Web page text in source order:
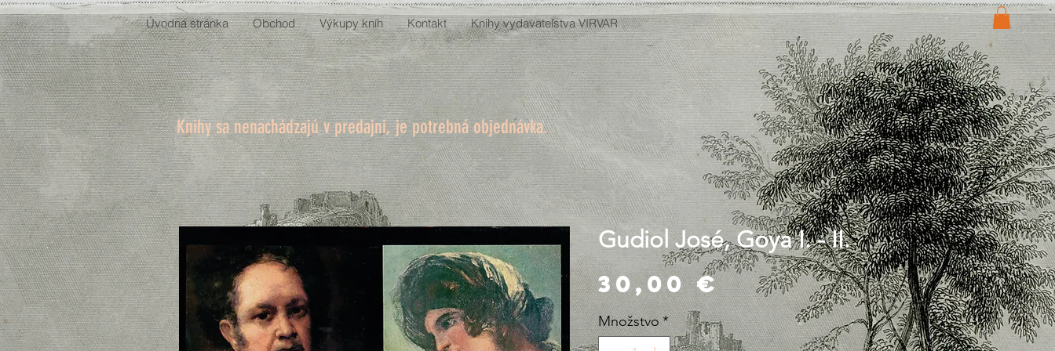
Úvodná stránka Obchod Výkupy kníh Kontakt Knihy vydavateľstva VIRVAR
Gudiol José, Goya I. - II.
30,00 €Price
Množstvo*
Knihy sa nenachádzajú v predajni, je potrebná objednávka.